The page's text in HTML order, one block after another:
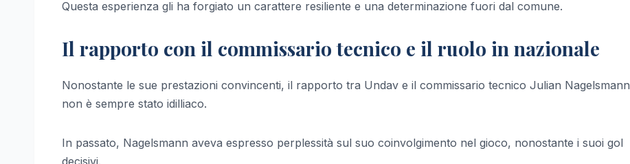
Questa esperienza gli ha forgiato un carattere resiliente e una determinazione fuori dal comune.
Il rapporto con il commissario tecnico e il ruolo in nazionale
Nonostante le sue prestazioni convincenti, il rapporto tra Undav e il commissario tecnico Julian Nagelsmann
non è sempre stato idilliaco.
In passato, Nagelsmann aveva espresso perplessità sul suo coinvolgimento nel gioco, nonostante i suoi gol
decisivi.